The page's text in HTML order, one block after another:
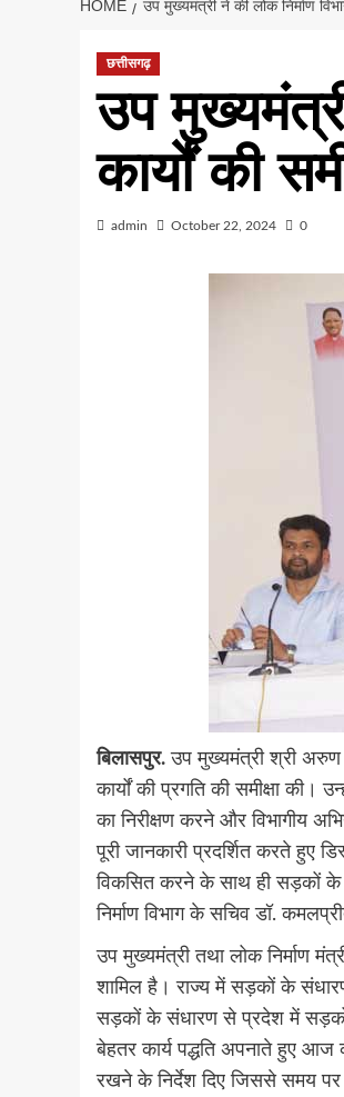
HOME उप मुख्यमंत्री ने की लोक निर्माण
छत्तीसगढ़
उप
कार्यों की
admin October 22, 2024 0
बिलासपुर. उप मुख्यमंत्री श्री अरुण
कार्यों की प्रगति की समीक्षा की।
का निरीक्षण करने और विभागीय
पूरी जानकारी प्रदर्शित करते हुए
विकसित करने के साथ ही सड़कों के
निर्माण विभाग के सचिव डॉ.
उप मुख्यमंत्री तथा लोक निर्माण
शामिल है। राज्य में सड़कों के
सड़कों के संधारण से प्रदेश में सड़कों
बेहतर कार्य पद्धति अपनाते हुए
रखने के निर्देश दिए जिससे समय पर